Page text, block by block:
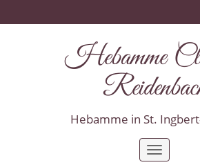
Hebamme
Hebamme in St.
Toggle